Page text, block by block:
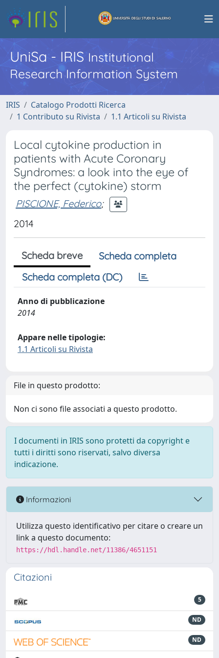
UniSa - IRISInstitutional
Research Information System
IRIS
Catalogo Prodotti Ricerca
1 Contributo su Rivista
1.1 Articoli su Rivista
Local cytokine production in
patients with Acute Coronary
Syndromes: a look into the eye of
the perfect (cytokine) storm
PISCIONE, Federico;
2014
Scheda breve
Scheda completa
Scheda completa (DC)
Anno di pubblicazione
2014
Appare nelle tipologie:
1.1 Articoli su Rivista
File in questo prodotto:
Non ci sono file associati a questo prodotto.
I documenti in IRIS sono protetti da copyright e
tutti i diritti sono riservati, salvo diversa
indicazione.
Informazioni
Utilizza questo identificativo per citare o creare un
link a questo documento:
https://hdl.handle.net/11386/4651151
Citazioni
5
ND
ND